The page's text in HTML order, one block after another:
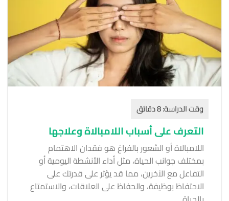
التعرف على أسباب اللامبالاة وعلاجها
اللامبالاة أو الشعور بالفراغ هو فقدان الاهتمام
بمختلف جوانب الحياة، مثل أداء الأنشطة اليومية أو
التفاعل مع الآخرين، مما قد يؤثر على قدرتك على
الاحتفاظ بوظيفة، والحفاظ على العلاقات، والاستمتاع